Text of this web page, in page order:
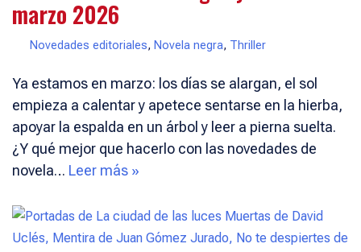
marzo 2026
Novedades editoriales, Novela negra, Thriller
Ya estamos en marzo: los días se alargan, el sol
empieza a calentar y apetece sentarse en la hierba,
apoyar la espalda en un árbol y leer a pierna suelta.
¿Y qué mejor que hacerlo con las novedades de
novela… Leer más »